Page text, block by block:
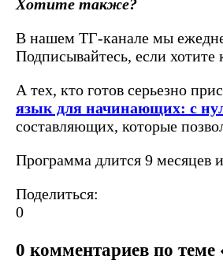
Хотите также?
В нашем ТГ-канале мы
Подписывайтесь, если хотите
А тех, кто готов серьезно
язык для начинающих: с
составляющих, которые
Программа длится 9 месяцев
Поделиться:
0
0 комментариев по